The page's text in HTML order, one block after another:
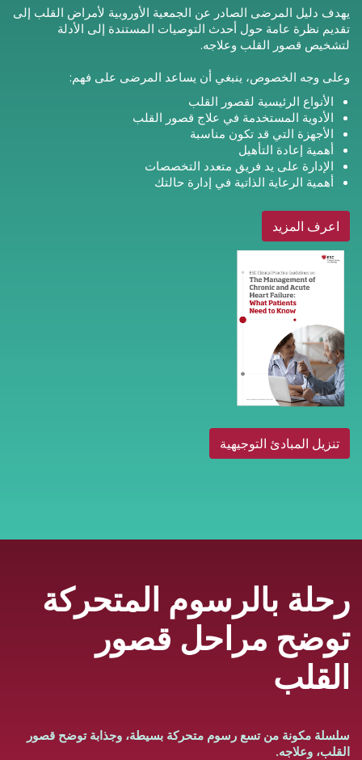
يهدف دليل المرضى الصادر عن الجمعية الأوروبية لأمراض القلب إلى
تقديم نظرة عامة حول أحدث التوصيات المستندة إلى الأدلة
لتشخيص قصور القلب وعلاجه.
وعلى وجه الخصوص، ينبغي أن يساعد المرضى على فهم:
الأنواع الرئيسية لقصور القلب
الأدوية المستخدمة في علاج قصور القلب
الأجهزة التي قد تكون مناسبة
أهمية إعادة التأهيل
الإدارة على يد فريق متعدد التخصصات
أهمية الرعاية الذاتية في إدارة حالتك
اعرف المزيد
تنزيل المبادئ التوجيهية
رحلة بالرسوم المتحركة
توضح مراحل قصور
القلب
سلسلة مكونة من تسع رسوم متحركة بسيطة، وجذابة توضح قصور
القلب، وعلاجه.